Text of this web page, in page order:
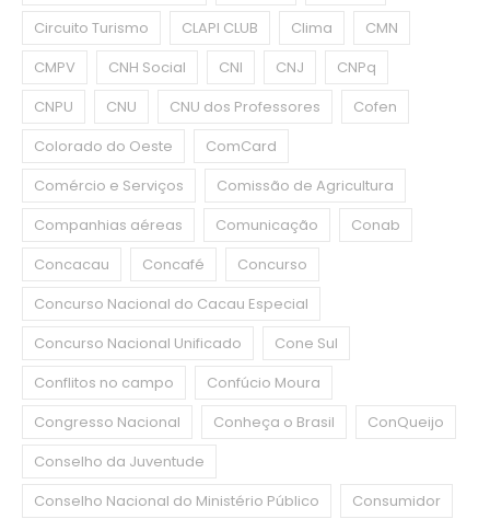
Circuito Turismo
CLAPI CLUB Clima
CMN
CMPV
CNH Social CNI CNJ
CNPq
CNPU
CNU CNU dos Professores
Cofen
Colorado do Oeste
ComCard
Comércio e Serviços
Comissão de Agricultura
Companhias aéreas
Comunicação
Conab
Concacau
Concafé
Concurso
Concurso Nacional do Cacau Especial
Concurso Nacional Unificado
Cone Sul
Conflitos no campo
Confúcio Moura
Congresso Nacional
Conheça o Brasil
ConQueijo
Conselho da Juventude
Conselho Nacional do Ministério Público
Consumidor